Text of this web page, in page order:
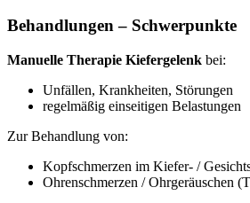
Behandlungen – Schwerpunkte
Manuelle Therapie Kiefergelenk bei:
Unfällen, Krankheiten, Störungen
regelmäßig einseitigen Belastungen
Zur Behandlung von:
Kopfschmerzen im Kiefer- /
Ohrenschmerzen / Ohrgeräuschen